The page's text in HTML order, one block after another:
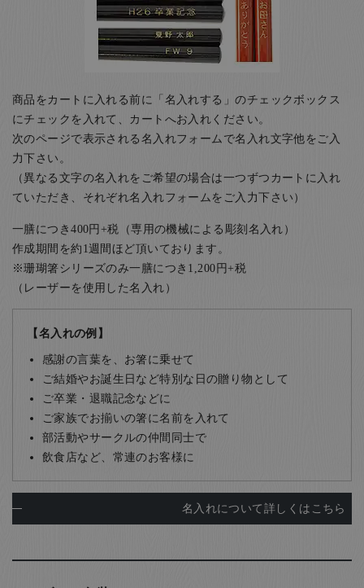
商品をカートに入れる前に「名入れする」のチェックボックス
にチェックを入れて、カートへお入れください。
次のページで表示される名入れフォームで名入れ文字他をご入
力下さい。
（異なる文字の名入れをご希望の場合は一つずつカートに入れ
ていただき、それぞれ名入れフォームをご入力下さい）
一膳につき400円+税（専用の機械による彫刻名入れ）
作成期間を約1週間ほど頂いております。
※珊瑚箸シリーズのみ一膳につき1,200円+税
（レーザーを使用した名入れ）
【名入れの例】
感謝の言葉を、お箸に乗せて
ご結婚やお誕生日など特別な日の贈り物として
ご卒業・退職記念などに
ご家族でお揃いの箸に名前を入れて
部活動やサークルの仲間同士で
飲食店など、常連のお客様に
名入れについて詳しくはこちら